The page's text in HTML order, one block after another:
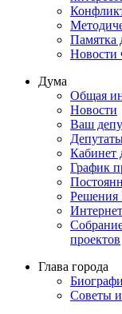
Памятка
Новости
Дума
Общая
Новости
Ваш
Кабинет
График
Решения
проектов
Глава города
Советы и